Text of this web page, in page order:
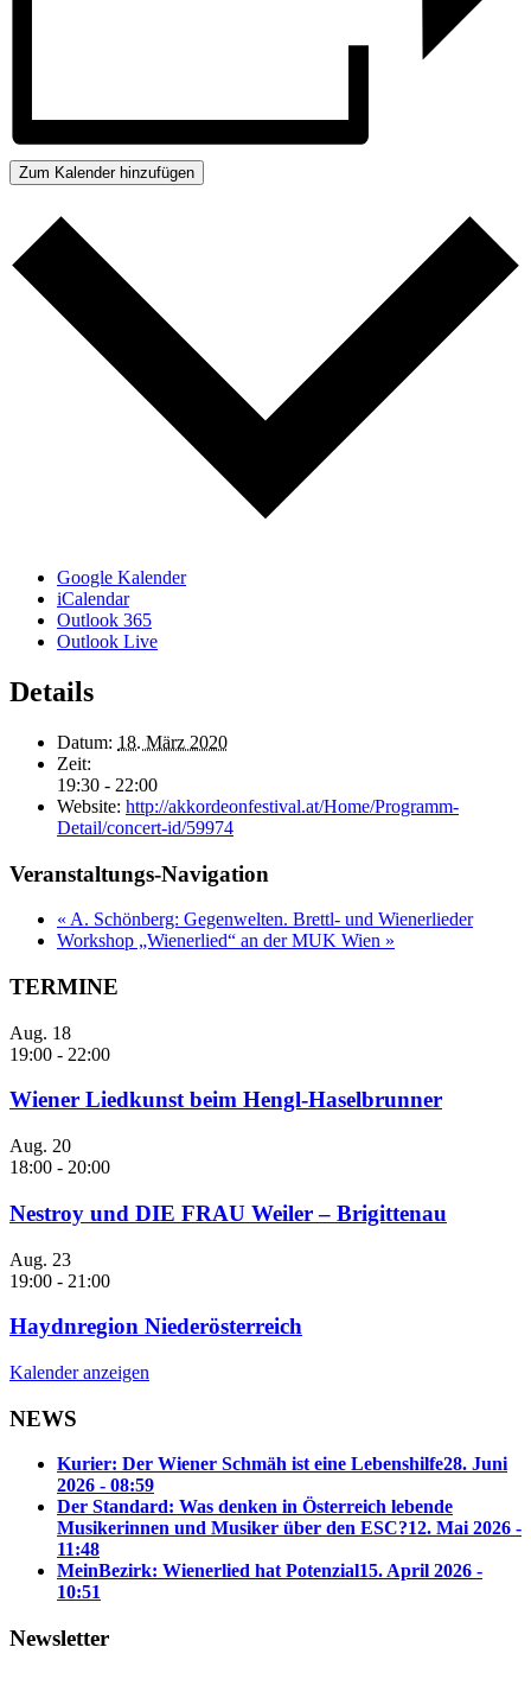
Zum Kalender hinzufügen
Google Kalender
iCalendar
Outlook 365
Outlook Live
Details
Datum: 18. März 2020
Zeit:
19:30 - 22:00
Website: http://akkordeonfestival.at/Home/Programm-
Detail/concert-id/59974
Veranstaltungs-Navigation
« A. Schönberg: Gegenwelten. Brettl- und Wienerlieder
Workshop „Wienerlied“ an der MUK Wien »
TERMINE
Aug. 18
19:00 - 22:00
Wiener Liedkunst beim Hengl-Haselbrunner
Aug. 20
18:00 - 20:00
Nestroy und DIE FRAU Weiler – Brigittenau
Aug. 23
19:00 - 21:00
Haydnregion Niederösterreich
Kalender anzeigen
NEWS
Kurier: Der Wiener Schmäh ist eine Lebenshilfe28. Juni
2026 - 08:59
Der Standard: Was denken in Österreich lebende
Musikerinnen und Musiker über den ESC?12. Mai 2026 -
11:48
MeinBezirk: Wienerlied hat Potenzial15. April 2026 -
10:51
Newsletter